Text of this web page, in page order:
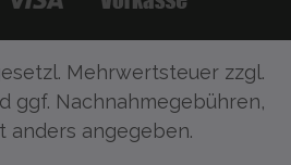
Mehrwertsteuer zzgl.
ggf. Nachnahmegebühren,
anders angegeben.